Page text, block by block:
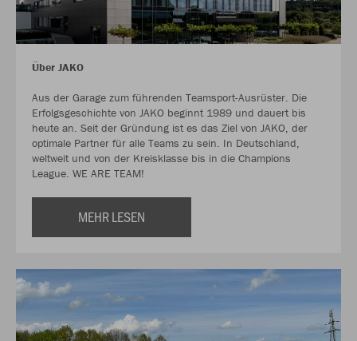
Über JAKO
Aus der Garage zum führenden Teamsport-Ausrüster. Die
Erfolgsgeschichte von JAKO beginnt 1989 und dauert bis
heute an. Seit der Gründung ist es das Ziel von JAKO, der
optimale Partner für alle Teams zu sein. In Deutschland,
weltweit und von der Kreisklasse bis in die Champions
League. WE ARE TEAM!
MEHR LESEN